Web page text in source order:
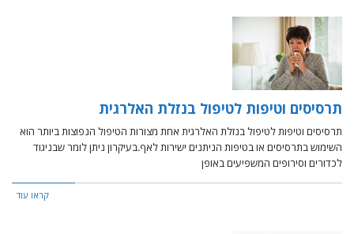
תרסיסים וטיפות לטיפול בנזלת האלרגית
תרסיסים וטיפות לטיפול בנזלת האלרגית אחת מצורות הטיפול הנפוצות ביותר הוא
השימוש בתרסיסים או בטיפות הניתנים ישירות לאף.בעיקרון ניתן לומר שבניגוד
לכדורים וסירופים המשפיעים באופן
קראו עוד